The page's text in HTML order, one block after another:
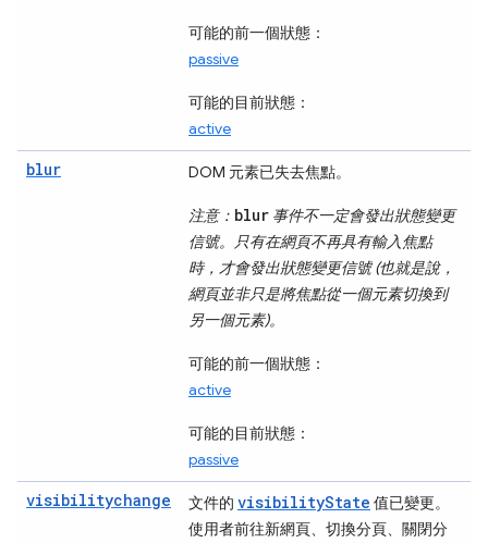
可能的前一個狀態：
passive
可能的目前狀態：
active
blur DOM 元素已失去焦點。
注意： blur 事件不一定會發出狀態變更
信號。只有在網頁不再具有輸入焦點
時，才會發出狀態變更信號 (也就是說，
網頁並非只是將焦點從一個元素切換到
另一個元素)。
可能的前一個狀態：
active
可能的目前狀態：
passive
visibilitychange 文件的 visibilityState 值已變更。
使用者前往新網頁、切換分頁、關閉分